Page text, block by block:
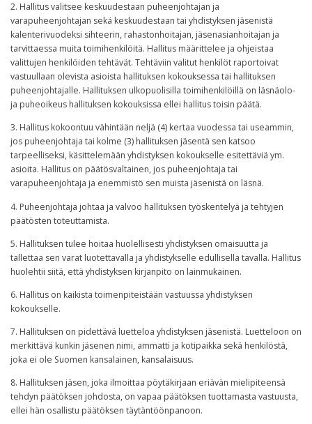
2. Hallitus valitsee keskuudestaan puheenjohtajan ja
varapuheenjohtajan sekä keskuudestaan tai yhdistyksen jäsenistä
kalenterivuodeksi sihteerin, rahastonhoitajan, jäsenasianhoitajan ja
tarvittaessa muita toimihenkilöitä. Hallitus määrittelee ja ohjeistaa
valittujen henkilöiden tehtävät. Tehtäviin valitut henkilöt raportoivat
vastuullaan olevista asioista hallituksen kokouksessa tai hallituksen
puheenjohtajalle. Hallituksen ulkopuolisilla toimihenkilöillä on läsnäolo-
ja puheoikeus hallituksen kokouksissa ellei hallitus toisin päätä.
3. Hallitus kokoontuu vähintään neljä (4) kertaa vuodessa tai useammin,
jos puheenjohtaja tai kolme (3) hallituksen jäsentä sen katsoo
tarpeelliseksi, käsittelemään yhdistyksen kokoukselle esitettäviä ym.
asioita. Hallitus on päätösvaltainen, jos puheenjohtaja tai
varapuheenjohtaja ja enemmistö sen muista jäsenistä on läsnä.
4. Puheenjohtaja johtaa ja valvoo hallituksen työskentelyä ja tehtyjen
päätösten toteuttamista.
5. Hallituksen tulee hoitaa huolellisesti yhdistyksen omaisuutta ja
tallettaa sen varat luotettavalla ja yhdistykselle edullisella tavalla. Hallitus
huolehtii siitä, että yhdistyksen kirjanpito on lainmukainen.
6. Hallitus on kaikista toimenpiteistään vastuussa yhdistyksen
kokoukselle.
7. Hallituksen on pidettävä luetteloa yhdistyksen jäsenistä. Luetteloon on
merkittävä kunkin jäsenen nimi, ammatti ja kotipaikka sekä henkilöstä,
joka ei ole Suomen kansalainen, kansalaisuus.
8. Hallituksen jäsen, joka ilmoittaa pöytäkirjaan eriävän mielipiteensä
tehdyn päätöksen johdosta, on vapaa päätöksen tuottamasta vastuusta,
ellei hän osallistu päätöksen täytäntöönpanoon.